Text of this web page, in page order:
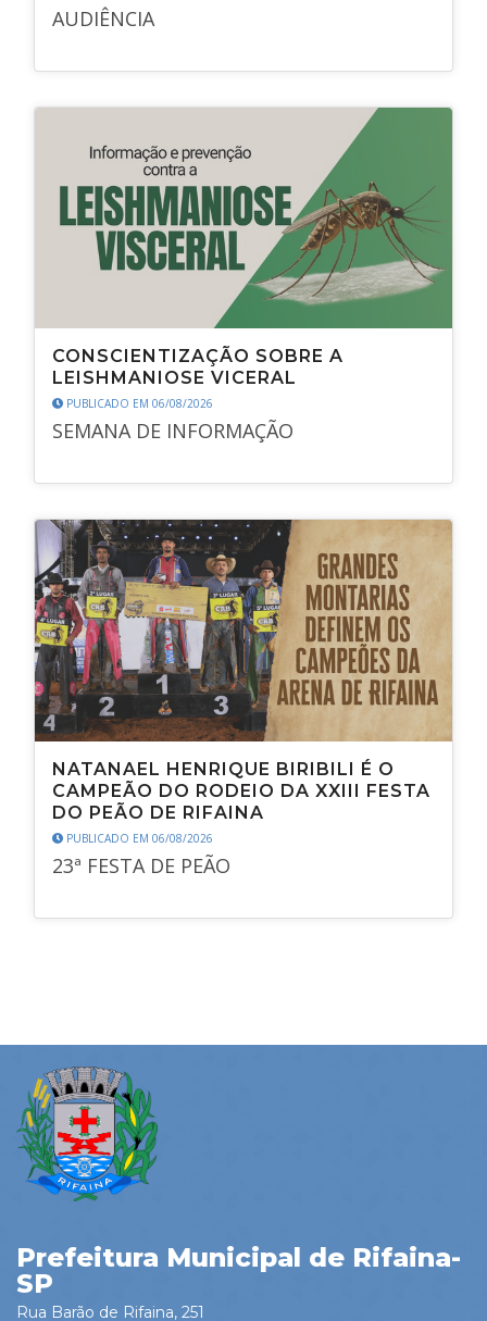
AUDIÊNCIA
CONSCIENTIZAÇÃO SOBRE A
LEISHMANIOSE VICERAL
PUBLICADO EM 06/08/2026
SEMANA DE INFORMAÇÃO
NATANAEL HENRIQUE BIRIBILI É O
CAMPEÃO DO RODEIO DA XXIII FESTA
DO PEÃO DE RIFAINA
PUBLICADO EM 06/08/2026
23ª FESTA DE PEÃO
Prefeitura Municipal de Rifaina-
SP
Rua Barão de Rifaina, 251